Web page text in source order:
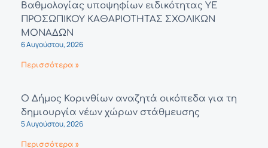
Βαθμολογίας υποψηφίων ειδικότητας ΥΕ
ΠΡΟΣΩΠΙΚΟΥ ΚΑΘΑΡΙΟΤΗΤΑΣ ΣΧΟΛΙΚΩΝ
ΜΟΝΑΔΩΝ
6 Αυγούστου, 2026
Περισσότερα »
Ο Δήμος Κορινθίων αναζητά οικόπεδα για τη
δημιουργία νέων χώρων στάθμευσης
5 Αυγούστου, 2026
Περισσότερα »